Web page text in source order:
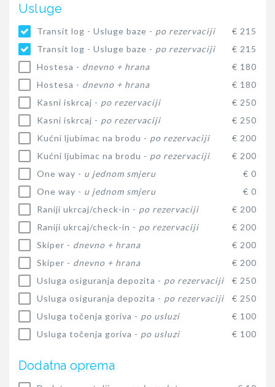
Usluge
Transit log - Usluge baze - po rezervaciji
€ 215
Transit log - Usluge baze - po rezervaciji
€ 215
Hostesa - dnevno + hrana
€ 180
Hostesa - dnevno + hrana
€ 180
Kasni iskrcaj - po rezervaciji
€ 250
Kasni iskrcaj - po rezervaciji
€ 250
Kućni ljubimac na brodu - po rezervaciji
€ 200
Kućni ljubimac na brodu - po rezervaciji
€ 200
One way - u jednom smjeru
€ 0
One way - u jednom smjeru
€ 0
Raniji ukrcaj/check-in - po rezervaciji
€ 200
Raniji ukrcaj/check-in - po rezervaciji
€ 200
Skiper - dnevno + hrana
€ 200
Skiper - dnevno + hrana
€ 200
Usluga osiguranja depozita - po rezervaciji
€ 250
Usluga osiguranja depozita - po rezervaciji
€ 250
Usluga točenja goriva - po usluzi
€ 100
Usluga točenja goriva - po usluzi € 100
Dodatna oprema